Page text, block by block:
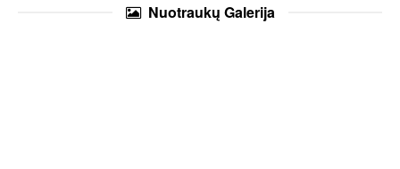
Nuotraukų Galerija